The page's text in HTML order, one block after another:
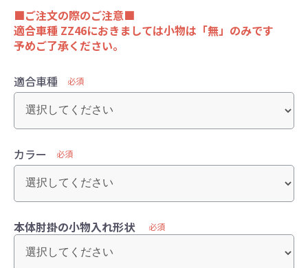
■ご注文の際のご注意■
適合車種 ZZ46におきましては小物は「無」のみです
予めご了承ください。
適合車種 必須
カラー 必須
本体肘掛の小物入れ形状 必須